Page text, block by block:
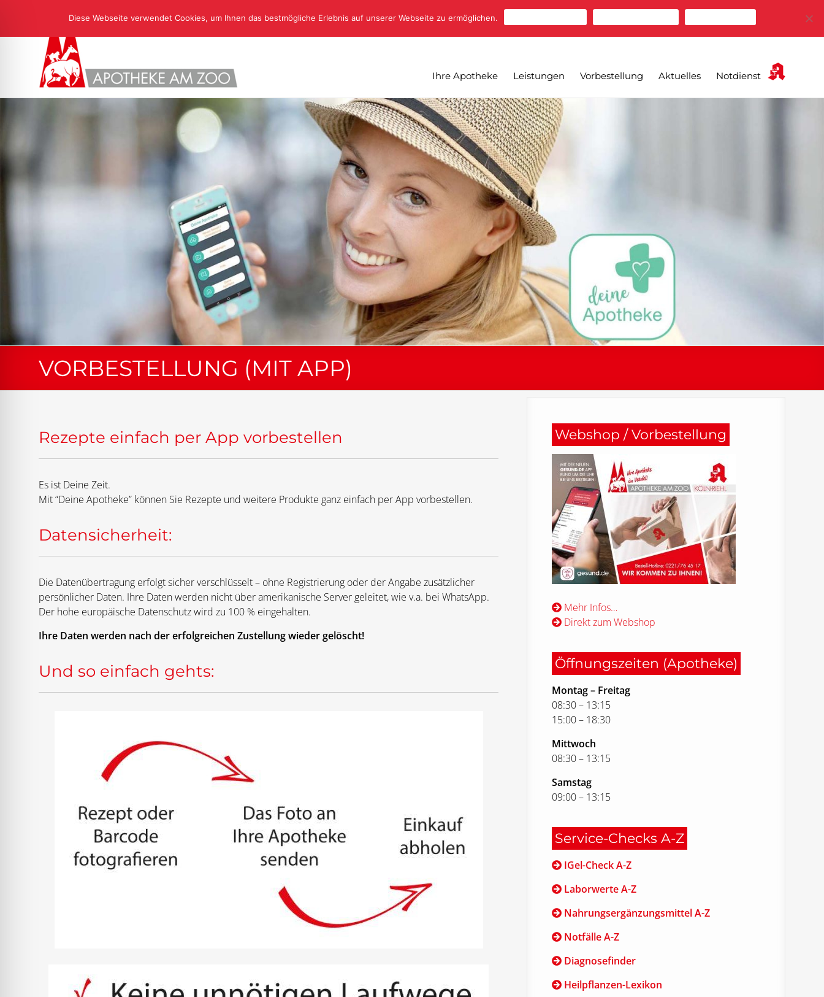
Ihre Apotheke Leistungen Vorbestellung Aktuelles Notdienst
VORBESTELLUNG (MIT APP)
Rezepte einfach per App vorbestellen
Es ist Deine Zeit.
Mit “Deine Apotheke” können Sie Rezepte und weitere Produkte ganz einfach per App vorbestellen.
Datensicherheit:
Die Datenübertragung erfolgt sicher verschlüsselt – ohne Registrierung oder der Angabe zusätzlicher
persönlicher Daten. Ihre Daten werden nicht über amerikanische Server geleitet, wie v.a. bei WhatsApp.
Der hohe europäische Datenschutz wird zu 100 % eingehalten.
Ihre Daten werden nach der erfolgreichen Zustellung wieder gelöscht!
Und so einfach gehts:
Webshop / Vorbestellung
Mehr Infos…
Direkt zum Webshop
Öffnungszeiten (Apotheke)
Montag – Freitag
08:30 – 13:15
15:00 – 18:30
Mittwoch
08:30 – 13:15
Samstag
09:00 – 13:15
Service-Checks A-Z
IGel-Check A-Z
Laborwerte A-Z
Nahrungsergänzungsmittel A-Z
Notfälle A-Z
Diagnosefinder
Heilpflanzen-Lexikon
Diese Webseite verwendet Cookies, um Ihnen das bestmögliche Erlebnis auf unserer Webseite zu ermöglichen.